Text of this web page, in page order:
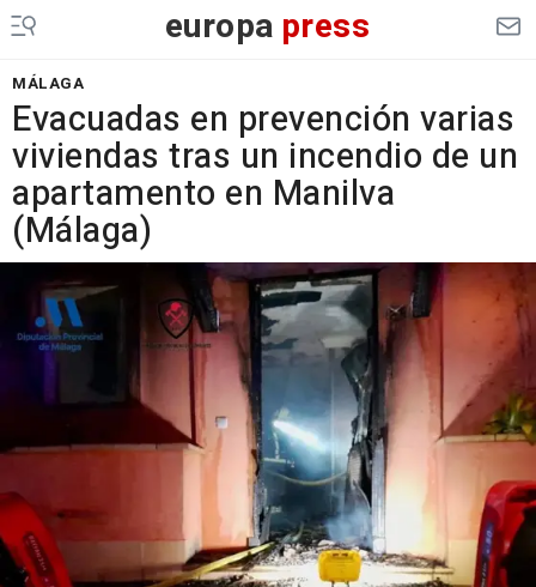
europa press
MÁLAGA
Evacuadas en prevención varias
viviendas tras un incendio de un
apartamento en Manilva
(Málaga)